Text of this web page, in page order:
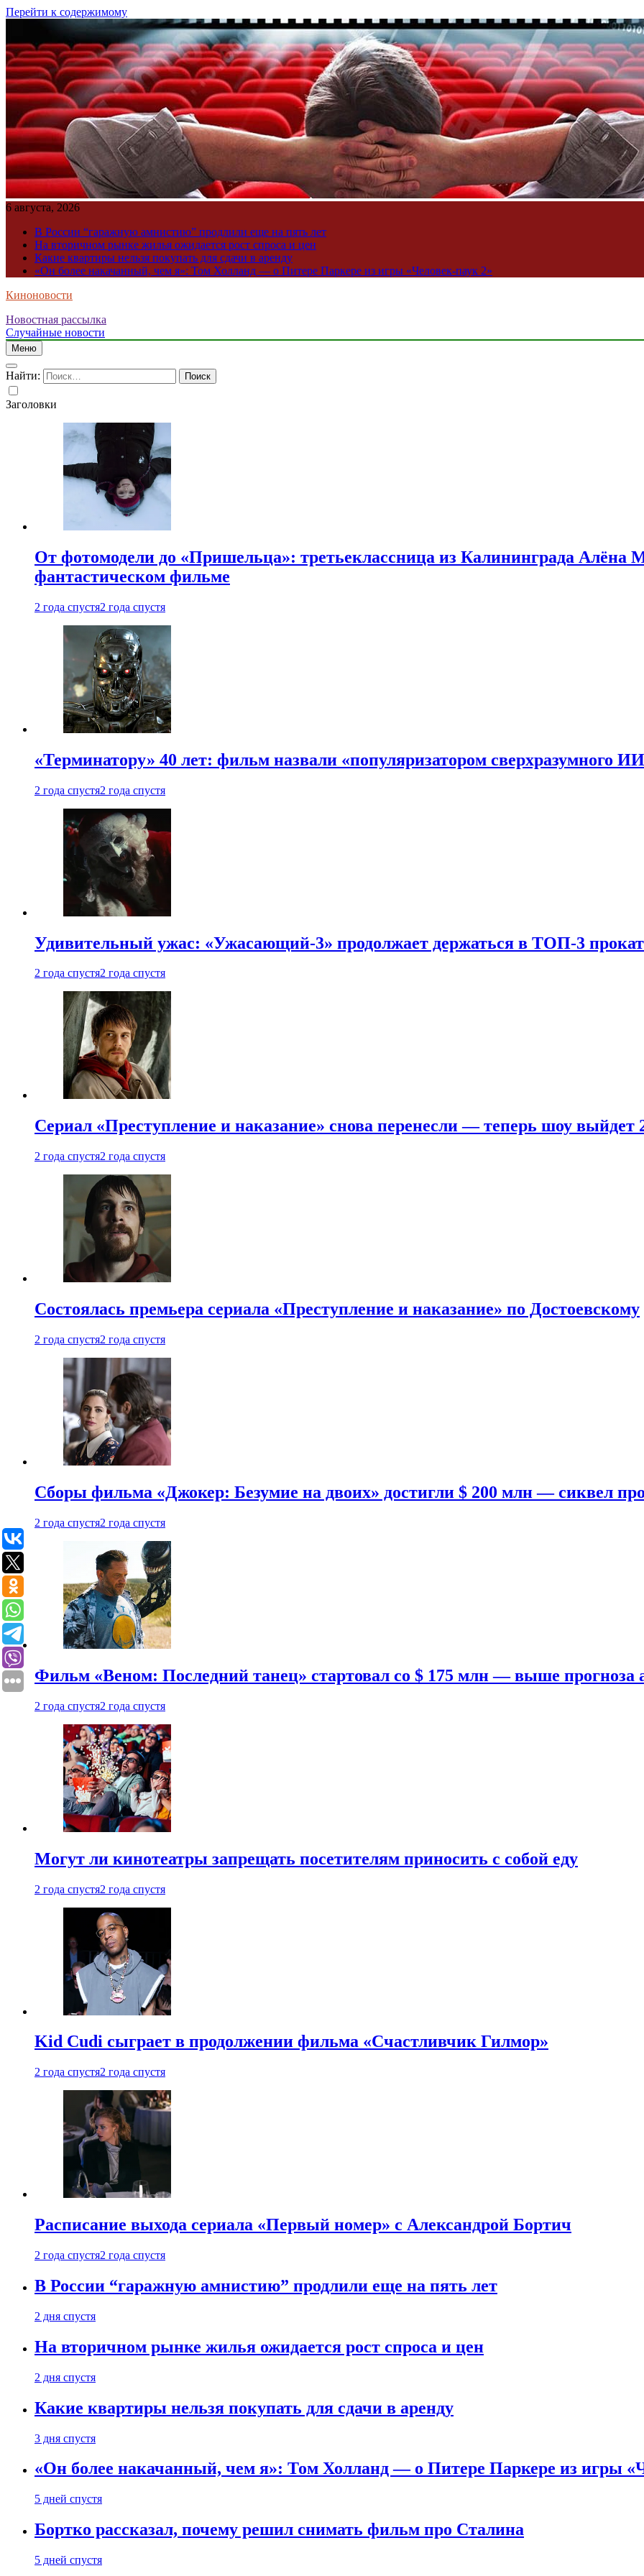
Перейти к содержимому
6 августа, 2026
В России “гаражную амнистию” продлили еще на пять лет
На вторичном рынке жилья ожидается рост спроса и цен
Какие квартиры нельзя покупать для сдачи в аренду
«Он более накачанный, чем я»: Том Холланд — о Питере Паркере из игры «Человек-паук 2»
Киноновости
Новостная рассылка
Случайные новости
Меню
Найти:
Заголовки
От фотомодели до «Пришельца»: третьеклассница из Калининграда Алёна
фантастическом фильме
2 года спустя2 года спустя
«Терминатору» 40 лет: фильм назвали «популяризатором сверхразумного
2 года спустя2 года спустя
Удивительный ужас: «Ужасающий-3» продолжает держаться в ТОП-3
2 года спустя2 года спустя
Сериал «Преступление и наказание» снова перенесли — теперь шоу выйдет
2 года спустя2 года спустя
Состоялась премьера сериала «Преступление и наказание» по Достоевскому
2 года спустя2 года спустя
Сборы фильма «Джокер: Безумие на двоих» достигли $ 200 млн — сиквел
2 года спустя2 года спустя
Фильм «Веном: Последний танец» стартовал со $ 175 млн — выше прогноза
2 года спустя2 года спустя
Могут ли кинотеатры запрещать посетителям приносить с собой еду
2 года спустя2 года спустя
Kid Cudi сыграет в продолжении фильма «Счастливчик Гилмор»
2 года спустя2 года спустя
Расписание выхода сериала «Первый номер» с Александрой Бортич
2 года спустя2 года спустя
В России “гаражную амнистию” продлили еще на пять лет
2 дня спустя
На вторичном рынке жилья ожидается рост спроса и цен
2 дня спустя
Какие квартиры нельзя покупать для сдачи в аренду
3 дня спустя
«Он более накачанный, чем я»: Том Холланд — о Питере Паркере из игры
5 дней спустя
Бортко рассказал, почему решил снимать фильм про Сталина
5 дней спустя